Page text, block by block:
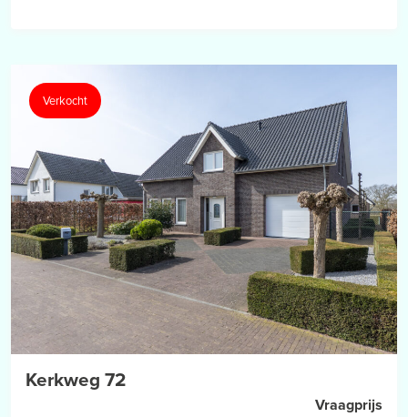
Verkocht
Kerkweg 72
Vraagprijs